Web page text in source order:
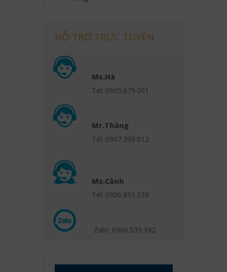
HỖ TRỢ TRỰC TUYẾN
Ms.Hà
Tel: 0905.679.001
Mr.Thắng
Tel: 0907.398.012
Ms.Cảnh
Tel: 0906.895.339
Zalo: 0966.539.342